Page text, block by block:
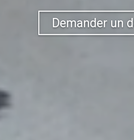
Demander un